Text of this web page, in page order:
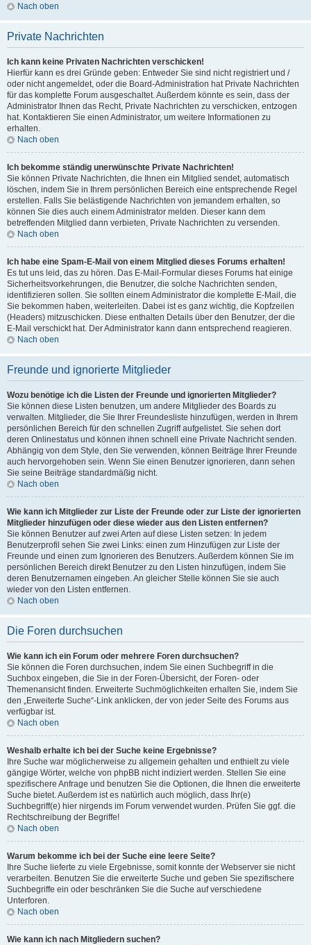
Nach oben
Private Nachrichten
Ich kann keine Privaten Nachrichten verschicken!
Hierfür kann es drei Gründe geben: Entweder Sie sind nicht registriert und /
oder nicht angemeldet, oder die Board-Administration hat Private Nachrichten
für das komplette Forum ausgeschaltet. Außerdem könnte es sein, dass der
Administrator Ihnen das Recht, Private Nachrichten zu verschicken, entzogen
hat. Kontaktieren Sie einen Administrator, um weitere Informationen zu
erhalten.
Nach oben
Ich bekomme ständig unerwünschte Private Nachrichten!
Sie können Private Nachrichten, die Ihnen ein Mitglied sendet, automatisch
löschen, indem Sie in Ihrem persönlichen Bereich eine entsprechende Regel
erstellen. Falls Sie belästigende Nachrichten von jemandem erhalten, so
können Sie dies auch einem Administrator melden. Dieser kann dem
betreffenden Mitglied dann verbieten, Private Nachrichten zu versenden.
Nach oben
Ich habe eine Spam-E-Mail von einem Mitglied dieses Forums erhalten!
Es tut uns leid, das zu hören. Das E-Mail-Formular dieses Forums hat einige
Sicherheitsvorkehrungen, die Benutzer, die solche Nachrichten senden,
identifizieren sollen. Sie sollten einem Administrator die komplette E-Mail, die
Sie bekommen haben, weiterleiten. Dabei ist es ganz wichtig, die Kopfzeilen
(Headers) mitzuschicken. Diese enthalten Details über den Benutzer, der die
E-Mail verschickt hat. Der Administrator kann dann entsprechend reagieren.
Nach oben
Freunde und ignorierte Mitglieder
Wozu benötige ich die Listen der Freunde und ignorierten Mitglieder?
Sie können diese Listen benutzen, um andere Mitglieder des Boards zu
verwalten. Mitglieder, die Sie Ihrer Freundesliste hinzufügen, werden in Ihrem
persönlichen Bereich für den schnellen Zugriff aufgelistet. Sie sehen dort
deren Onlinestatus und können ihnen schnell eine Private Nachricht senden.
Abhängig von dem Style, den Sie verwenden, können Beiträge Ihrer Freunde
auch hervorgehoben sein. Wenn Sie einen Benutzer ignorieren, dann sehen
Sie seine Beiträge standardmäßig nicht.
Nach oben
Wie kann ich Mitglieder zur Liste der Freunde oder zur Liste der ignorierten
Mitglieder hinzufügen oder diese wieder aus den Listen entfernen?
Sie können Benutzer auf zwei Arten auf diese Listen setzen: In jedem
Benutzerprofil sehen Sie zwei Links: einen zum Hinzufügen zur Liste der
Freunde und einen zum Ignorieren des Benutzers. Außerdem können Sie im
persönlichen Bereich direkt Benutzer zu den Listen hinzufügen, indem Sie
deren Benutzernamen eingeben. An gleicher Stelle können Sie sie auch
wieder von den Listen entfernen.
Nach oben
Die Foren durchsuchen
Wie kann ich ein Forum oder mehrere Foren durchsuchen?
Sie können die Foren durchsuchen, indem Sie einen Suchbegriff in die
Suchbox eingeben, die Sie in der Foren-Übersicht, der Foren- oder
Themenansicht finden. Erweiterte Suchmöglichkeiten erhalten Sie, indem Sie
den „Erweiterte Suche“-Link anklicken, der von jeder Seite des Forums aus
verfügbar ist.
Nach oben
Weshalb erhalte ich bei der Suche keine Ergebnisse?
Ihre Suche war möglicherweise zu allgemein gehalten und enthielt zu viele
gängige Wörter, welche von phpBB nicht indiziert werden. Stellen Sie eine
spezifischere Anfrage und benutzen Sie die Optionen, die Ihnen die erweiterte
Suche bietet. Außerdem ist es natürlich auch möglich, dass Ihr(e)
Suchbegriff(e) hier nirgends im Forum verwendet wurden. Prüfen Sie ggf. die
Rechtschreibung der Begriffe!
Nach oben
Warum bekomme ich bei der Suche eine leere Seite?
Ihre Suche lieferte zu viele Ergebnisse, somit konnte der Webserver sie nicht
verarbeiten. Benutzen Sie die erweiterte Suche und geben Sie spezifischere
Suchbegriffe ein oder beschränken Sie die Suche auf verschiedene
Unterforen.
Nach oben
Wie kann ich nach Mitgliedern suchen?